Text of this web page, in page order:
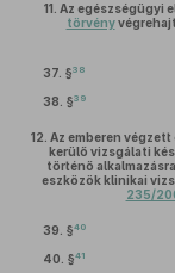
11. Az egészségügyi
törvény
37. §38
38. §39
12. Az emberen
kerülő vizsgálati
történő
eszközök klinikai
235/
39. §40
40. §41